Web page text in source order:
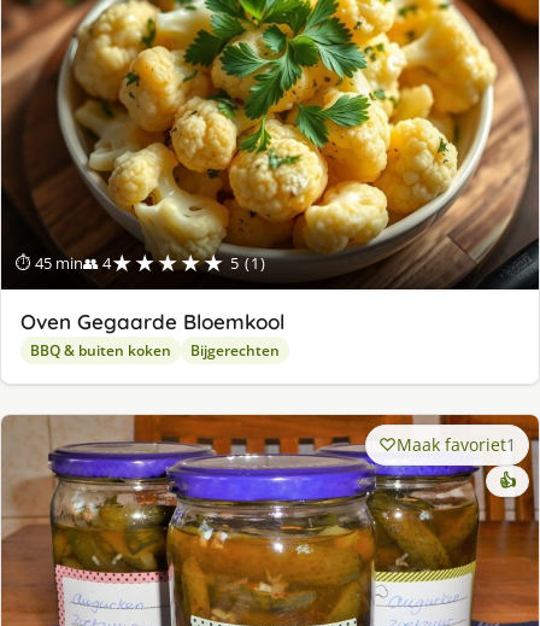
⏱ 45 min👥 4★★★★★ 5 (1)
Oven Gegaarde Bloemkool
BBQ & buiten koken Bijgerechten
Maak favoriet1
👍